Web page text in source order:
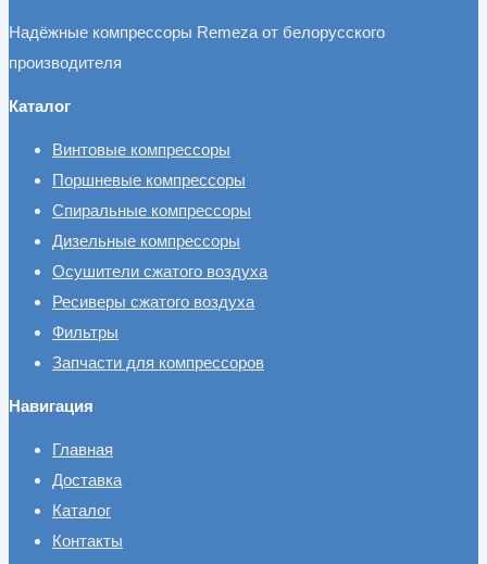
Надёжные компрессоры Remeza от белорусского
производителя
Каталог
Винтовые компрессоры
Поршневые компрессоры
Спиральные компрессоры
Дизельные компрессоры
Осушители сжатого воздуха
Ресиверы сжатого воздуха
Фильтры
Запчасти для компрессоров
Навигация
Главная
Доставка
Каталог
Контакты